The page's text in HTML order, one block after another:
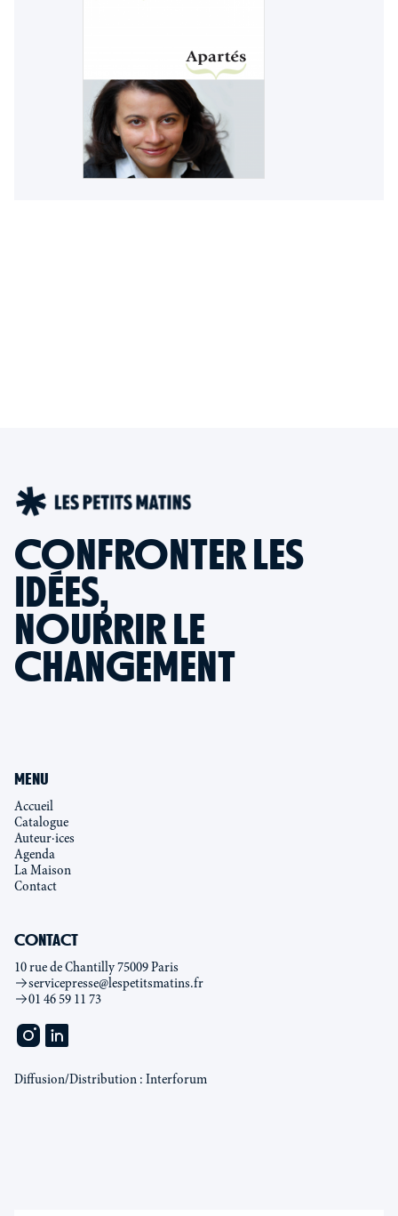
CONFRONTER LES
IDÉES,
NOURRIR LE
CHANGEMENT
MENU
Accueil
Catalogue
Auteur·ices
Agenda
La Maison
Contact
CONTACT
10 rue de Chantilly 75009 Paris
servicepresse@lespetitsmatins.fr
01 46 59 11 73
Diffusion/Distribution : Interforum